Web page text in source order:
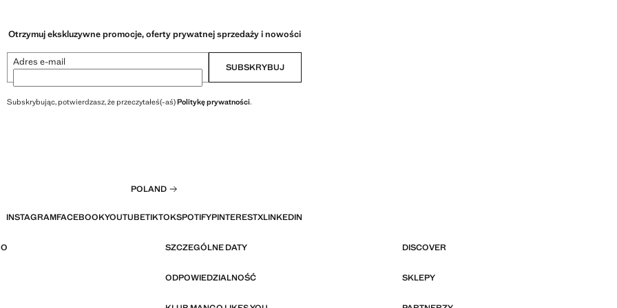
Otrzymuj ekskluzywne promocje, oferty prywatnej sprzedaży i nowości
Adres e-mail SUBSKRYBUJ
Subskrybując, potwierdzasz, że przeczytałeś(-aś)Politykę prywatności.
POLAND
INSTAGRAMFACEBOOKYOUTUBETIKTOKSPOTIFYPINTERESTXLINKEDIN
SZCZEGÓLNE DATY DISCOVER
ODPOWIEDZIALNOŚĆ SKLEPY